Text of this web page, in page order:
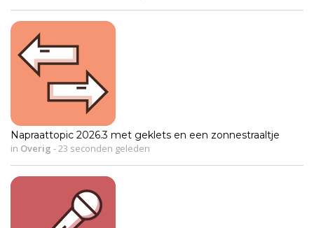
Napraattopic 2026.3 met geklets en een zonnestraaltje
in Overig - 23 seconden geleden